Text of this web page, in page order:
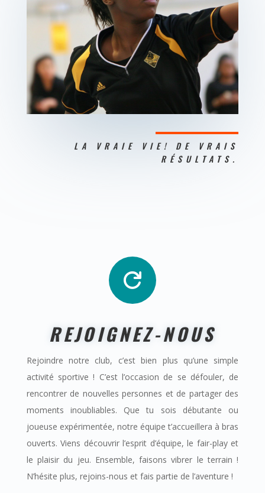
LA VRAIE VIE! DE VRAIS
RÉSULTATS.

REJOIGNEZ-NOUS
Rejoindre notre club, c’est bien plus qu’une simple
activité sportive ! C’est l’occasion de se défouler, de
rencontrer de nouvelles personnes et de partager des
moments inoubliables. Que tu sois débutante ou
joueuse expérimentée, notre équipe t’accueillera à bras
ouverts. Viens découvrir l’esprit d’équipe, le fair-play et
le plaisir du jeu. Ensemble, faisons vibrer le terrain !
N’hésite plus, rejoins-nous et fais partie de l’aventure !